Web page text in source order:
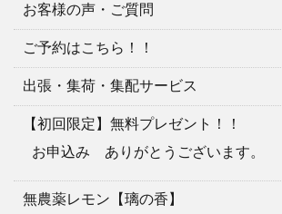
お客様の声・ご質問
ご予約はこちら！！
出張・集荷・集配サービス
【初回限定】無料プレゼント！！
お申込み ありがとうございます。
無農薬レモン【璃の香】